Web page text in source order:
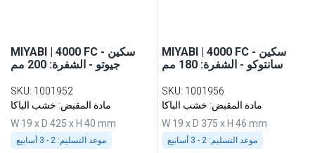
MIYABI | 4000 FC - سكين
جيوتو - الشفرة: 200 مم
SKU: 1001952
مادة المقبض: خشب الباكا
W 19 x D 425 x H 40 mm
موعد التسليم: 2 - 3 أسابيع
MIYABI | 4000 FC - سكين
سانتوكو - الشفرة: 180 مم
SKU: 1001956
مادة المقبض: خشب الباكا
W 19 x D 375 x H 46 mm
موعد التسليم: